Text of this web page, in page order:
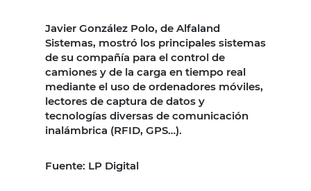
Javier González Polo, de Alfaland
Sistemas, mostró los principales sistemas
de su compañía para el control de
camiones y de la carga en tiempo real
mediante el uso de ordenadores móviles,
lectores de captura de datos y
tecnologías diversas de comunicación
inalámbrica (RFID, GPS…).
Fuente: LP Digital